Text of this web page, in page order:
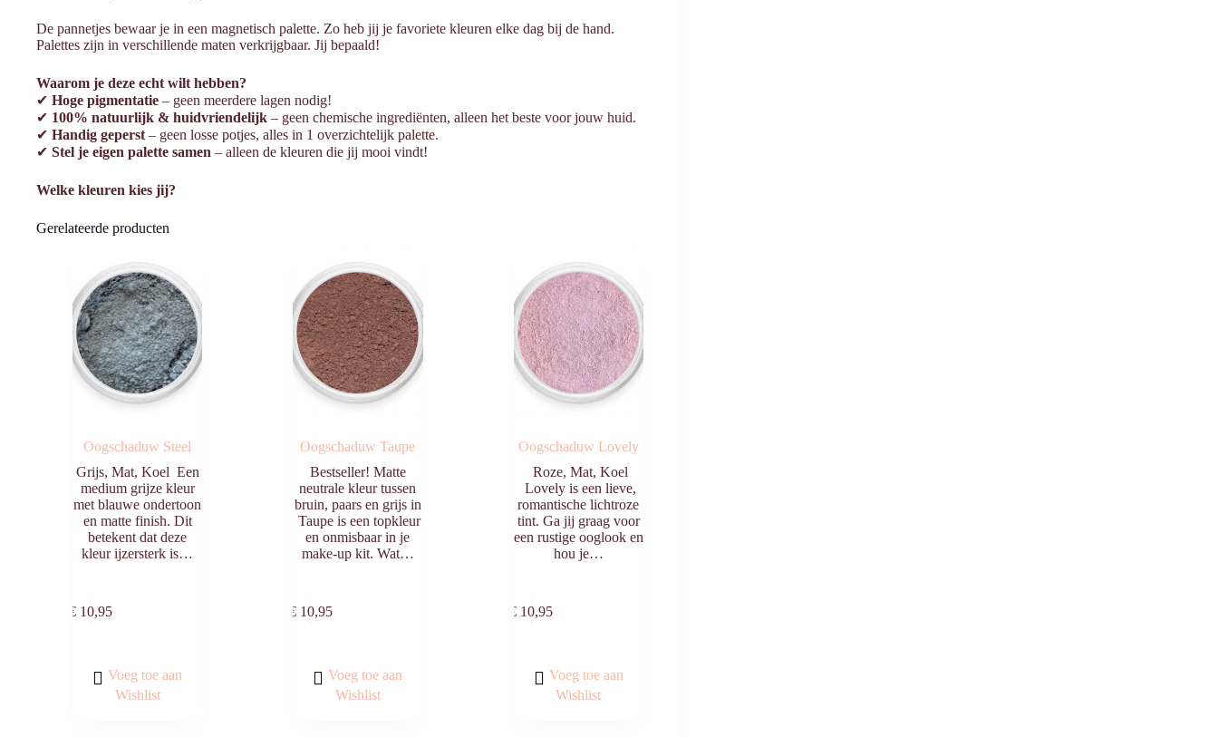
De pannetjes bewaar je in een magnetisch palette. Zo heb jij je favoriete kleuren elke dag bij de hand.
Palettes zijn in verschillende maten verkrijgbaar. Jij bepaald!
Waarom je deze echt wilt hebben?
✔ Hoge pigmentatie – geen meerdere lagen nodig!
✔ 100% natuurlijk & huidvriendelijk – geen chemische ingrediënten, alleen het beste voor jouw huid.
✔ Handig geperst – geen losse potjes, alles in 1 overzichtelijk palette.
✔ Stel je eigen palette samen – alleen de kleuren die jij mooi vindt!
Welke kleuren kies jij?
Gerelateerde producten
Oogschaduw Steel
Grijs, Mat, Koel Een
medium grijze kleur
met blauwe ondertoon
en matte finish. Dit
betekent dat deze
kleur ijzersterk is…
€10,95
Voeg toe aan
Wishlist
Oogschaduw Taupe
Bestseller! Matte
neutrale kleur tussen
bruin, paars en grijs in
Taupe is een topkleur
en onmisbaar in je
make-up kit. Wat…
€10,95
Voeg toe aan
Wishlist
Oogschaduw Lovely
Roze, Mat, Koel
Lovely is een lieve,
romantische lichtroze
tint. Ga jij graag voor
een rustige ooglook en
hou je…
€ 10,95
Voeg toe aan
Wishlist